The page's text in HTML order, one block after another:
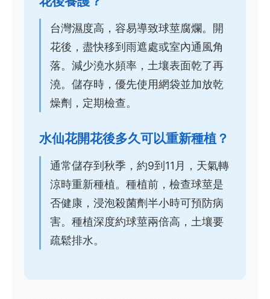
台灣濕度高，容易導致球莖腐爛。開
花後，盡快移到雨遮處或室內通風角
落。減少澆水頻率，土壤表面乾了再
澆。儲存時，優先使用網袋並加放乾
燥劑，定期檢查。
水仙花開花後多久可以重新種植？
通常儲存到秋季，約9到11月，天氣轉
涼時重新種植。種植前，檢查球莖是
否健康，浸泡殺菌劑半小時可預防病
害。種植深度約球莖兩倍高，土壤要
疏鬆排水。